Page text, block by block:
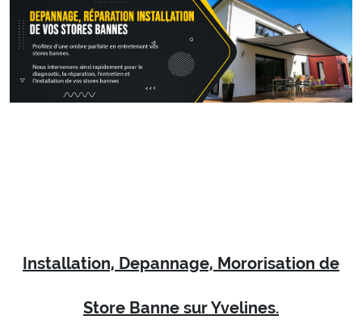
Installation, Depannage, Mororisation de
Store Banne sur Yvelines.